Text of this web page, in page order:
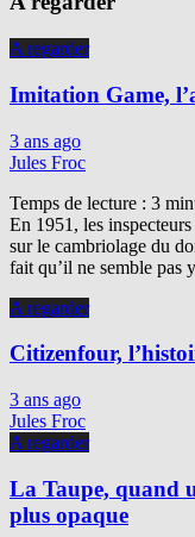
A regarder
Imitation Game,
3 ans ago
Jules Froc
Temps de lecture : 3
En 1951, les
sur le cambriolage du
fait qu’il ne semble
A regarder
Citizenfour,
3 ans ago
Jules Froc
A regarder
La Taupe, quand
plus opaque